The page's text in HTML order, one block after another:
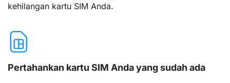
kehilangan kartu SIM Anda.
Pertahankan kartu SIM Anda yang sudah ada